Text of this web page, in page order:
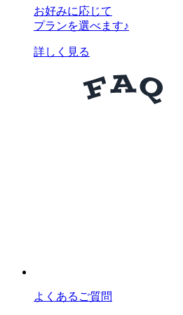
お好みに応じて
プランを選べます♪
詳しく見る
よくあるご質問